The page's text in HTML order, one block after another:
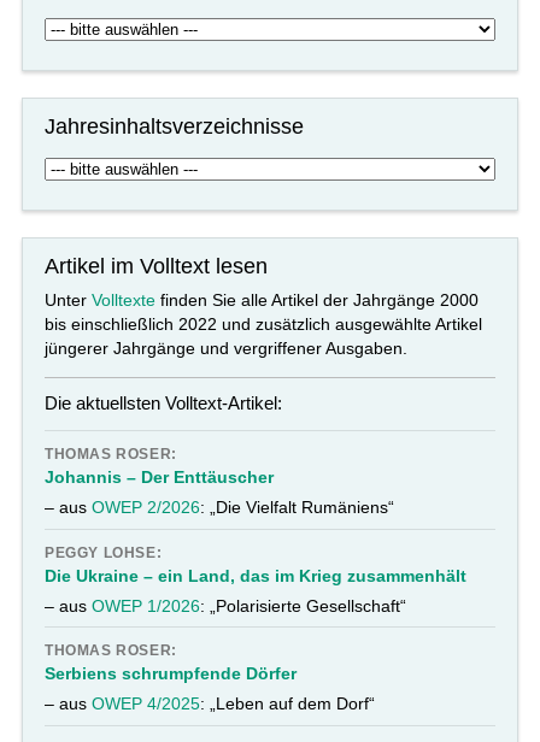
Jahresinhaltsverzeichnisse
Artikel im Volltext lesen
UnterVolltexte finden Sie alle Artikel der Jahrgänge 2000
bis einschließlich 2022 und zusätzlich ausgewählte Artikel
jüngerer Jahrgänge und vergriffener Ausgaben.
Die aktuellsten Volltext-Artikel:
THOMAS ROSER:
Johannis – Der Enttäuscher
– ausOWEP 2/2026: „Die Vielfalt Rumäniens“
PEGGY LOHSE:
Die Ukraine – ein Land, das im Krieg zusammenhält
– ausOWEP 1/2026: „Polarisierte Gesellschaft“
THOMAS ROSER:
Serbiens schrumpfende Dörfer
– ausOWEP 4/2025: „Leben auf dem Dorf“